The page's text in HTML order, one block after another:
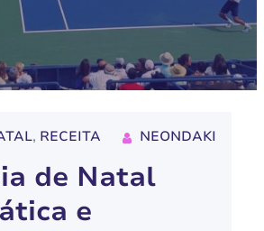
, RECEITA NEONDAKI
de Natal
e